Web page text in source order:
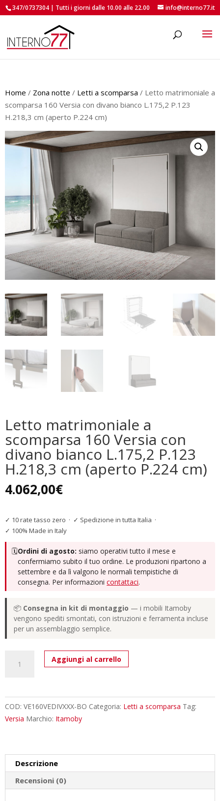
347/0737304 | Tutti i giorni dalle 10.00 alle 22.00 info@interno77.it
Home / Zona notte / Letti a scomparsa / Letto matrimoniale a
scomparsa 160 Versia con divano bianco L.175,2 P.123
H.218,3 cm (aperto P.224 cm)
Letto matrimoniale a
scomparsa 160 Versia con
divano bianco L.175,2 P.123
H.218,3 cm (aperto P.224 cm)
4.062,00€
✓ 10 rate tasso zero · ✓ Spedizione in tutta Italia ·
✓ 100% Made in Italy
🗓️Ordini di agosto: siamo operativi tutto il mese e
confermiamo subito il tuo ordine. Le produzioni ripartono a
settembre e da lì valgono le normali tempistiche di
consegna. Per informazionicontattaci.
📦 Consegna in kit di montaggio — i mobili Itamoby
vengono spediti smontati, con istruzioni e ferramenta incluse
per un assemblaggio semplice.
matrimoniale
160
Versia
bianco
L.175,2
P.123
H.218,3
Aggiungi al carrello
COD: VE160VEDIVXXX-BO Categoria: Letti a scomparsa Tag:
Versia Marchio: Itamoby
Descrizione
Recensioni (0)